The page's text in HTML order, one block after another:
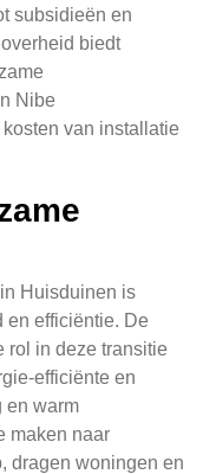
subsidieën en
biedt
Nibe
van installatie
Huisduinen is
en efficiëntie. De
rol in deze transitie
efficiënte en
en warm
maken naar
dragen woningen en